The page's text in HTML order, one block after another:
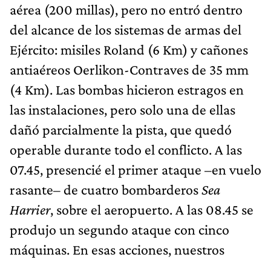
aérea (200 millas), pero no entró dentro
del alcance de los sistemas de armas del
Ejército: misiles Roland (6 Km) y cañones
antiaéreos Oerlikon-Contraves de 35 mm
(4 Km). Las bombas hicieron estragos en
las instalaciones, pero solo una de ellas
dañó parcialmente la pista, que quedó
operable durante todo el conflicto. A las
07.45, presencié el primer ataque –en vuelo
rasante– de cuatro bombarderosSea
Harrier, sobre el aeropuerto. A las 08.45 se
produjo un segundo ataque con cinco
máquinas. En esas acciones, nuestros